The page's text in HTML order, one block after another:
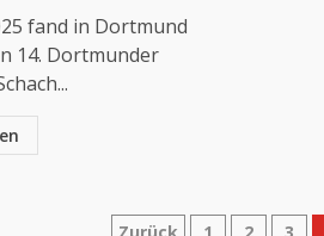
fand in Dortmund
14. Dortmunder